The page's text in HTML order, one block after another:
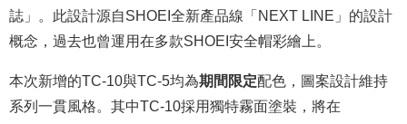
誌」。此設計源自SHOEI全新產品線「NEXT LINE」的設計
概念，過去也曾運用在多款SHOEI安全帽彩繪上。
本次新增的TC-10與TC-5均為期間限定配色，圖案設計維持
系列一貫風格。其中TC-10採用獨特霧面塗裝，將在